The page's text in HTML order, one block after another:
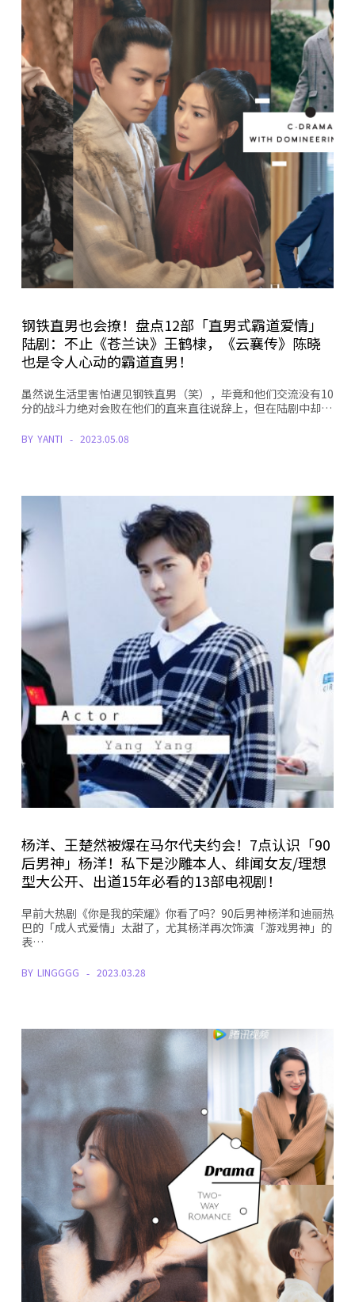
钢铁直男也会撩！盘点12部「直男式霸道爱情」
陆剧：不止《苍兰诀》王鹤棣，《云襄传》陈晓
也是令人心动的霸道直男！
虽然说生活里害怕遇见钢铁直男（笑），毕竟和他们交流没有10
分的战斗力绝对会败在他们的直来直往说辞上，但在陆剧中却…
BY YANTI 2023.05.08
杨洋、王楚然被爆在马尔代夫约会！7点认识「90
后男神」杨洋！私下是沙雕本人、绯闻女友/理想
型大公开、出道15年必看的13部电视剧！
早前大热剧《你是我的荣耀》你看了吗？90后男神杨洋和迪丽热
巴的「成人式爱情」太甜了，尤其杨洋再次饰演「游戏男神」的
表…
BY LINGGGG 2023.03.28